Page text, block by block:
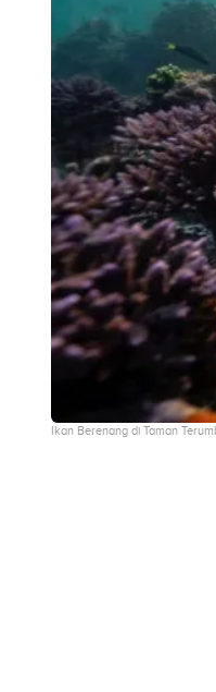
Ikan Berenang di Taman